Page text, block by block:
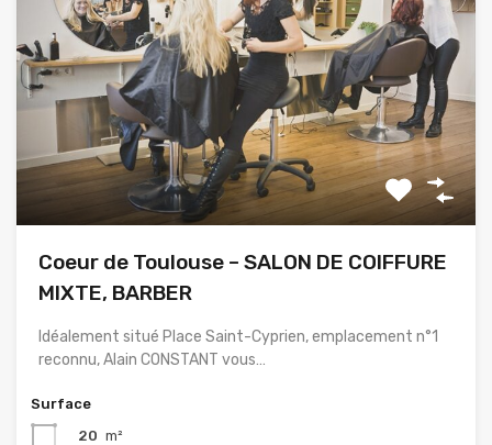
Coeur de Toulouse – SALON DE COIFFURE
MIXTE, BARBER
Idéalement situé Place Saint-Cyprien, emplacement n°1
reconnu, Alain CONSTANT vous…
Surface
20 m²